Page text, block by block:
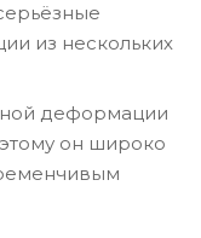
из нескольких
деформации
он широко